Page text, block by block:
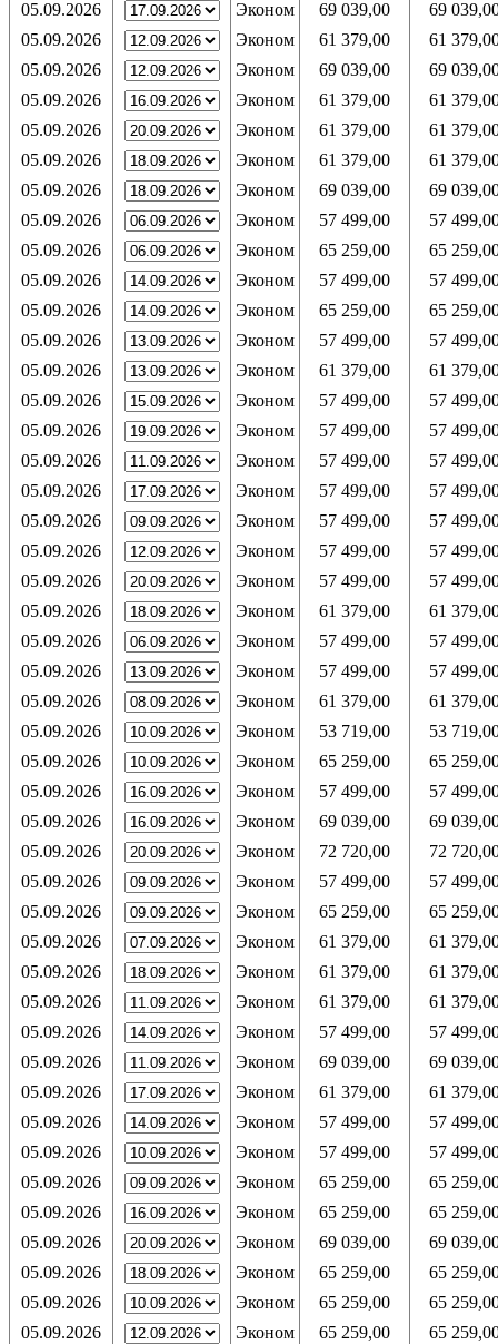
05.09.2026 Эконом 69 039,00
69
05.09.2026
Эконом 61 379,00
61
05.09.2026
Эконом 69 039,00
69
05.09.2026
Эконом 61 379,00
61
05.09.2026
Эконом 61 379,00
61
05.09.2026
Эконом 61 379,00
61
05.09.2026
Эконом 69 039,00
69
05.09.2026
Эконом 57 499,00
57
05.09.2026
Эконом 65 259,00
65
05.09.2026
Эконом 57 499,00
57
05.09.2026
Эконом 65 259,00
65
05.09.2026
Эконом 57 499,00
57
05.09.2026
Эконом 61 379,00
61
05.09.2026
Эконом 57 499,00
57
05.09.2026
Эконом 57 499,00
57
05.09.2026
Эконом 57 499,00
57
05.09.2026
Эконом 57 499,00
57
05.09.2026
Эконом 57 499,00
57
05.09.2026
Эконом 57 499,00
57
05.09.2026
Эконом 57 499,00
57
05.09.2026
Эконом 61 379,00
61
05.09.2026
Эконом 57 499,00
57
05.09.2026
Эконом 57 499,00
57
05.09.2026
Эконом 61 379,00
61
05.09.2026
Эконом 53 719,00
53
05.09.2026
Эконом 65 259,00
65
05.09.2026
Эконом 57 499,00
57
05.09.2026
Эконом 69 039,00
69
05.09.2026
Эконом 72 720,00
72
05.09.2026
Эконом 57 499,00
57
05.09.2026
Эконом 65 259,00
65
05.09.2026
Эконом 61 379,00
61
05.09.2026
Эконом 61 379,00
61
05.09.2026
Эконом 61 379,00
61
05.09.2026
Эконом 57 499,00
57
05.09.2026
Эконом 69 039,00
69
05.09.2026
Эконом 61 379,00
61
05.09.2026
Эконом 57 499,00
57
05.09.2026
Эконом 57 499,00
57
05.09.2026
Эконом 65 259,00
65
05.09.2026
Эконом 65 259,00
65
05.09.2026
Эконом 69 039,00
69
05.09.2026
Эконом 65 259,00
65
05.09.2026
Эконом 65 259,00
65
05.09.2026
Эконом 65 259,00
65